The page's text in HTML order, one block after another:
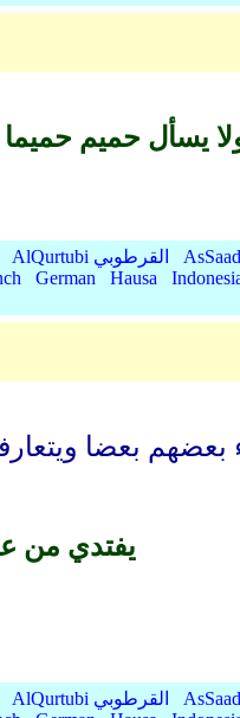
يسأل حميم حميما
AlQurtubi القرطوبي
German Hausa
بعضهم بعضا
يفتدي من
AlQurtubi القرطوبي